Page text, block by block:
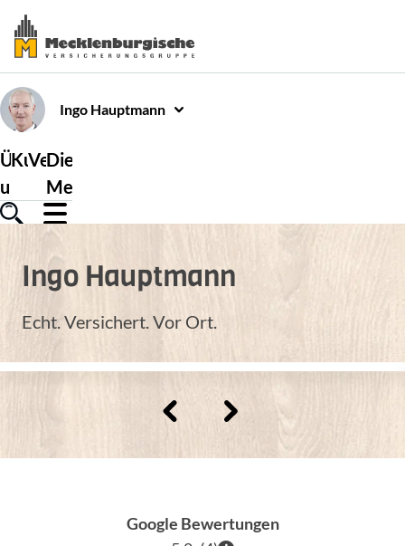
Ingo Hauptmann
Über
uns
Kundenservice
Versicherungen
Die
Mecklenburgische
Ingo Hauptmann
Echt. Versichert. Vor Ort.
Google Bewertungen